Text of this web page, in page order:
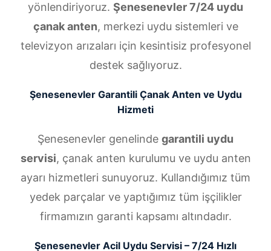
yönlendiriyoruz. Şenesenevler 7/24 uydu
çanak anten, merkezi uydu sistemleri ve
televizyon arızaları için kesintisiz profesyonel
destek sağlıyoruz.
Şenesenevler Garantili Çanak Anten ve Uydu
Hizmeti
Şenesenevler genelinde garantili uydu
servisi, çanak anten kurulumu ve uydu anten
ayarı hizmetleri sunuyoruz. Kullandığımız tüm
yedek parçalar ve yaptığımız tüm işçilikler
firmamızın garanti kapsamı altındadır.
Şenesenevler Acil Uydu Servisi – 7/24 Hızlı